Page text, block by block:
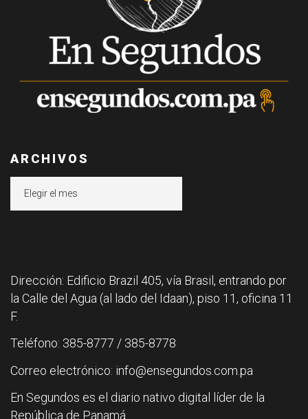
ARCHIVOS
Dirección: Edificio Brazil 405, vía Brasil, entrando por
la Calle del Agua (al lado del Idaan), piso 11, oficina 11
F.
Teléfono: 385-8777 / 385-8778
Correo electrónico: info@ensegundos.com.pa
En Segundos es el diario nativo digital líder de la
República de Panamá.